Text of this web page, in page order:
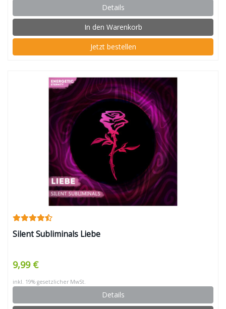
Details
In den Warenkorb
Jetzt bestellen
Silent Subliminals Liebe
9,99 €
inkl. 19% gesetzlicher MwSt.
Details